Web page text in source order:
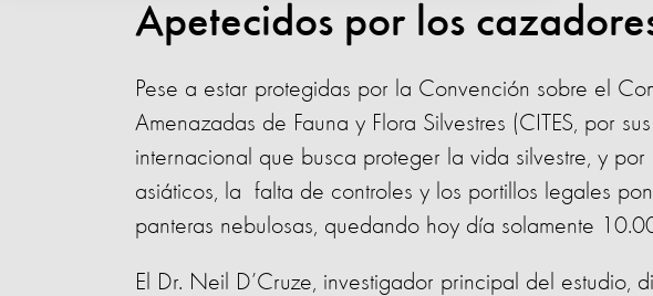
Apetecidos por los
Pese a estar protegidas por la Convención sobre el
Amenazadas de Fauna y Flora Silvestres (CITES, por
internacional que busca proteger la vida silvestre, y
asiáticos, la falta de controles y los portillos legales
panteras nebulosas, quedando hoy día solamente
El Dr. Neil D’Cruze, investigador principal del estudio,